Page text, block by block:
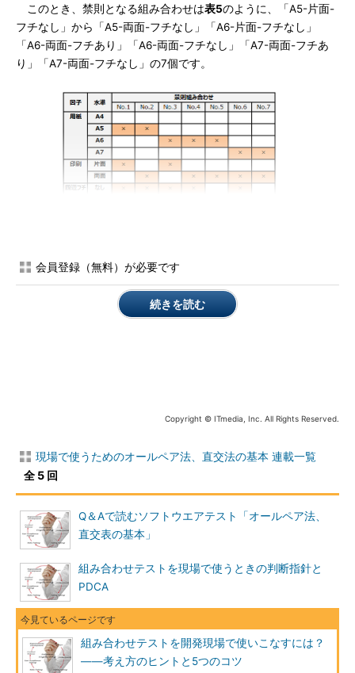
このとき、禁則となる組み合わせは表5のように、「A5-片面-
フチなし」から「A5-両面-フチなし」「A6-片面-フチなし」
「A6-両面-フチあり」「A6-両面-フチなし」「A7-両面-フチあ
り」「A7-両面-フチなし」の7個です。
のように水準で調整する方法があります。
禁則が多いA6を別にテストする
ことで、それを除い
則が多いA6用紙を削除）
一度に扱う数が減少することで、禁則の確認がしやすくなりま
す。もちろん、これは禁則を分割しただけで、禁則組み合わせの
数そのものを減らすわけではありません。
最初に紹介した「因子と水準の調整」で注意した通り、禁則を
「減少させる」のは、テストそのものに悪影響を与える場合もあ
りますから、注意してください。
会員登録（無料）が必要です
続きを読む
Copyright © ITmedia, Inc. All Rights Reserved.
現場で使うためのオールペア法、直交法の基本 連載一覧
全 5 回
Q＆Aで読むソフトウエアテスト「オールペア法、
直交表の基本」
組み合わせテストを現場で使うときの判断指針と
PDCA
組み合わせテストを開発現場で使いこなすには？
――考え方のヒントと5つのコツ